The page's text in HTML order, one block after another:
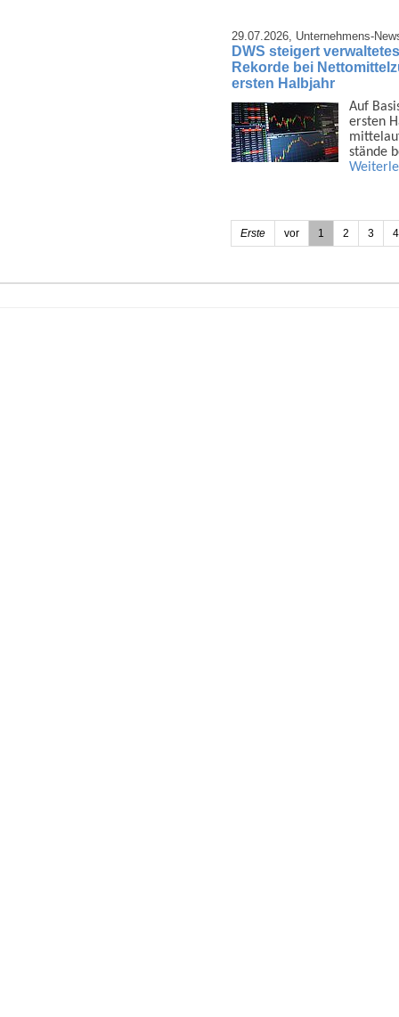
29.07.2026, Unternehmens-
DWS steigert
Rekorde bei
ersten Halbjahr
Auf
ersten
stände
Erste vor 1 2 3 4